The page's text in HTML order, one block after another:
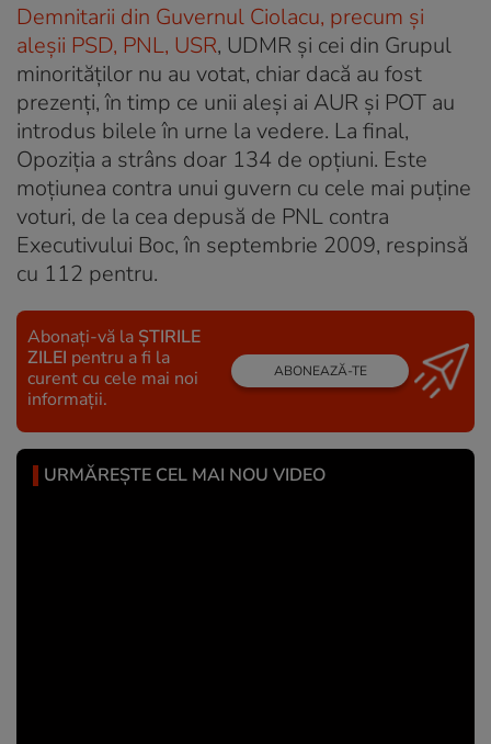
Demnitarii din Guvernul Ciolacu, precum și
aleșii PSD, PNL, USR, UDMR și cei din Grupul
minorităților nu au votat, chiar dacă au fost
prezenți, în timp ce unii aleși ai AUR și POT au
introdus bilele în urne la vedere. La final,
Opoziția a strâns doar 134 de opțiuni. Este
moțiunea contra unui guvern cu cele mai puține
voturi, de la cea depusă de PNL contra
Executivului Boc, în septembrie 2009, respinsă
cu 112 pentru.
Abonați-vă la ȘTIRILE
ZILEI pentru a fi la
curent cu cele mai noi
informații.
ABONEAZĂ-TE
URMĂREȘTE CEL MAI NOU VIDEO